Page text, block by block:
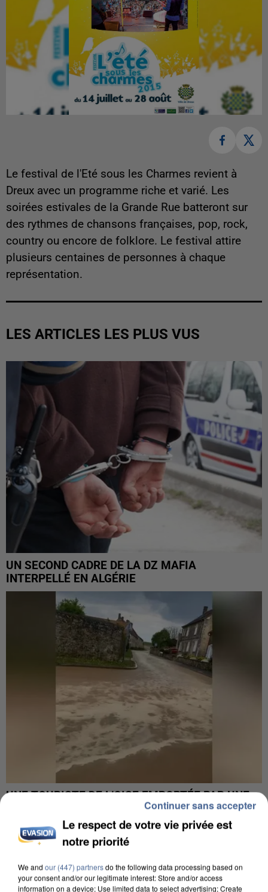
Le festival de l'Eté sous les Charmes revient à
Dreux avec un programme riche et varié. Les
soirées estivales de la Grande Rue batteront sur
des rythmes de chansons françaises, pop, rock,
country ou encore de folklore. Le festival attire
plusieurs centaines de personnes à chaque
représentation.
LES ARTICLES LES PLUS VUS
UN SECOND CADRE DE LA DZ MAFIA
INTERPELLÉ EN ALGÉRIE
UNE TOURISTE DE L’OISE EMPORTÉE PAR UNE
COULÉE DE BOUE EN HAUTE-SAVOIE
Le respect de votre vie privée est
notre priorité
We and our (447) partnersdo the following data processing based on
your consent and/or our legitimate interest: Store and/or access
information on a device; Use limited data to select advertising; Create
Continuer sans accepter